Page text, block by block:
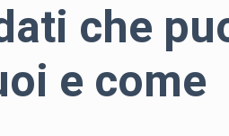
che
e come